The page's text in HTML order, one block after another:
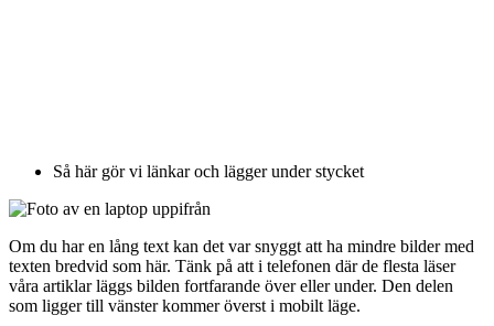
Så här gör vi länkar och lägger under stycket
Om du har en lång text kan det var snyggt att ha mindre bilder med
texten bredvid som här. Tänk på att i telefonen där de flesta läser
våra artiklar läggs bilden fortfarande över eller under. Den delen
som ligger till vänster kommer överst i mobilt läge.